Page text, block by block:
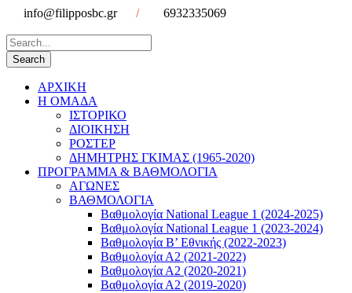
info@filipposbc.gr / 6932335069
ΑΡΧΙΚΗ
Η ΟΜΑΔΑ
ΙΣΤΟΡΙΚΟ
ΔΙΟΙΚΗΣΗ
ΡΟΣΤΕΡ
ΔΗΜΗΤΡΗΣ ΓΚΙΜΑΣ (1965-2020)
ΠΡΟΓΡΑΜΜΑ & ΒΑΘΜΟΛΟΓΙΑ
ΑΓΩΝΕΣ
ΒΑΘΜΟΛΟΓΙΑ
Βαθμολογία National League 1 (2024-2025)
Βαθμολογία National League 1 (2023-2024)
Βαθμολογία Β’ Εθνικής (2022-2023)
Βαθμολογία Α2 (2021-2022)
Βαθμολογία Α2 (2020-2021)
Βαθμολογία Α2 (2019-2020)